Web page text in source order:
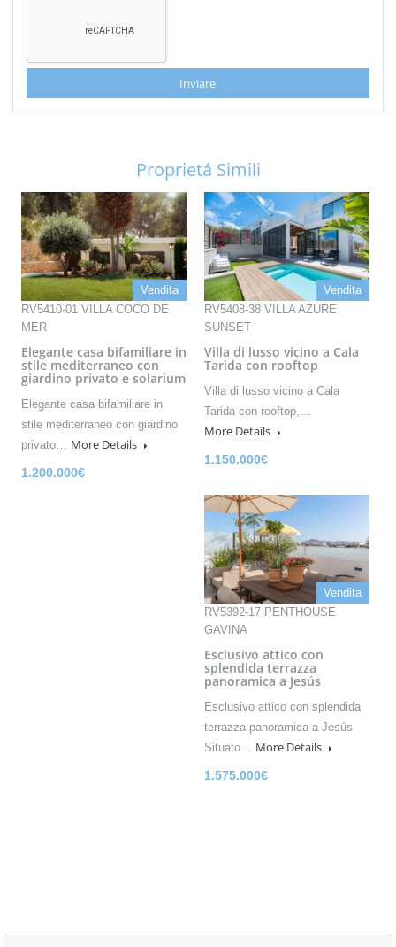
Inviare
Proprietá Simili
Vendita
RV5410-01 VILLA COCO DE
MER
Elegante casa bifamiliare in
stile mediterraneo con
giardino privato e solarium
Elegante casa bifamiliare in
stile mediterraneo con giardino
privato… More Details
1.200.000€
Vendita
RV5408-38 VILLA AZURE
SUNSET
Villa di lusso vicino a Cala
Tarida con rooftop
Villa di lusso vicino a Cala
Tarida con rooftop,…
More Details
1.150.000€
Vendita
RV5392-17 PENTHOUSE
GAVINA
Esclusivo attico con
splendida terrazza
panoramica a Jesús
Esclusivo attico con splendida
terrazza panoramica a Jesús
Situato… More Details
1.575.000€